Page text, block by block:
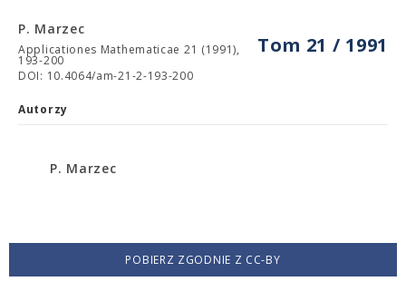
Tom 21 / 1991
P. Marzec
Applicationes Mathematicae 21 (1991),
193-200
DOI: 10.4064/am-21-2-193-200
Autorzy
P. Marzec
POBIERZ ZGODNIE Z CC-BY